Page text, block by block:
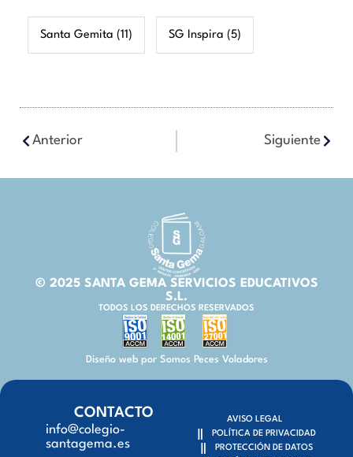
Santa Gemita (11) SG Inspira (5)
Anterior Siguiente
© 2025 SANTA GEMA SERVICIOS EDUCATIVOS
S.L.
TODOS LOS DERECHOS RESERVADOS
Diseño web por Somos Peces Voladores
CONTACTO
info@colegio-
santagema.es
AVISO LEGAL
POLÍTICA DE PRIVACIDAD
PROTECCIÓN DE DATOS